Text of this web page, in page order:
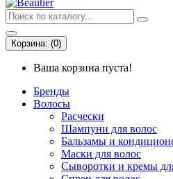
Корзина: (0)
Ваша корзина пуста!
Бренды
Волосы
Расчески
Шампуни для волос
Бальзамы и
Маски для волос
Сыворотки и кремы